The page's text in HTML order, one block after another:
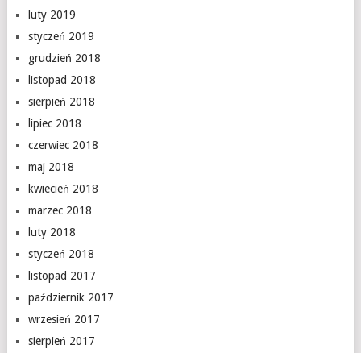
luty 2019
styczeń 2019
grudzień 2018
listopad 2018
sierpień 2018
lipiec 2018
czerwiec 2018
maj 2018
kwiecień 2018
marzec 2018
luty 2018
styczeń 2018
listopad 2017
październik 2017
wrzesień 2017
sierpień 2017